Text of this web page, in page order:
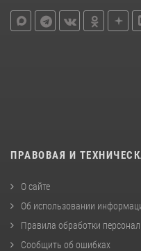
ПРАВОВАЯ И
О сайте
Об использовании
Правила обработки
Сообщить об ошибках